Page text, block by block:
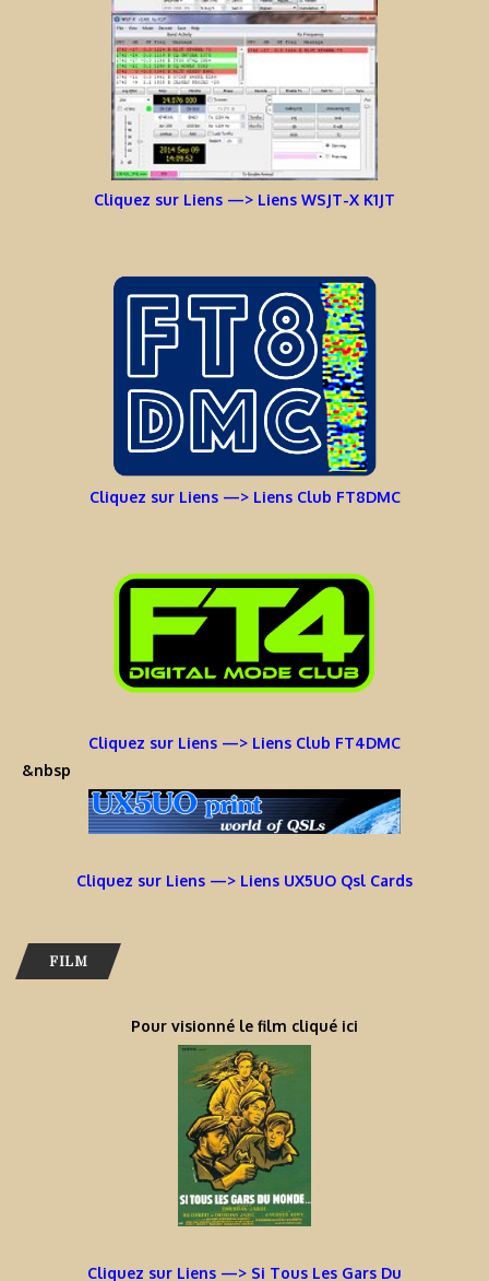
Cliquez sur Liens —> Liens WSJT-X K1JT
Cliquez sur Liens —> Liens Club FT8DMC
Cliquez sur Liens —> Liens Club FT4DMC
&nbsp
Cliquez sur Liens —> Liens UX5UO Qsl Cards
FILM
Pour visionné le film cliqué ici
Cliquez sur Liens —> Si Tous Les Gars Du